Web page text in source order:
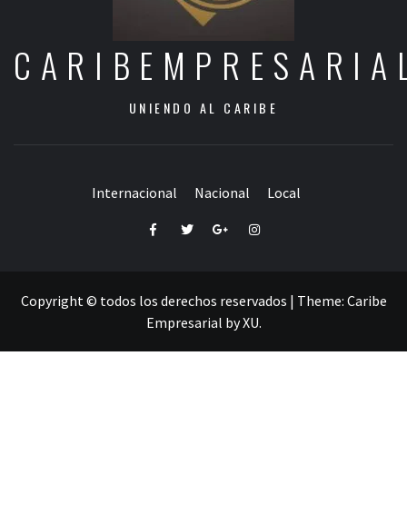
UNIENDO AL CARIBE
Internacional Nacional Local
FacebookTwitterGoogle+Instagram
Copyright © todos los derechos reservados | Theme: Caribe
Empresarial byXU.